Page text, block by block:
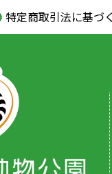
特定商取引法に基づ